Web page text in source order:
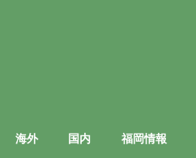
海外 国内 福岡情報